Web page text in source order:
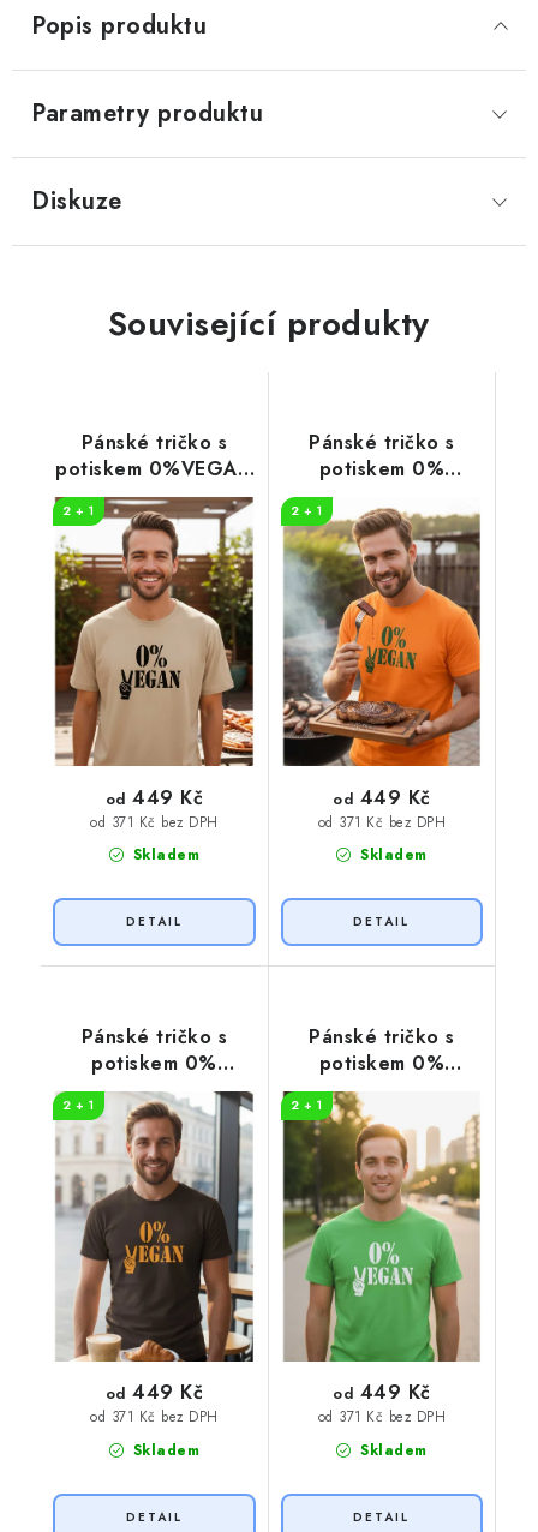
Popis produktu
Parametry produktu
Diskuze
Související produkty
Pánské tričko s
potiskem 0%VEGAN
černý potisk
2 + 1
Skladem
od 371 Kč bez DPH
od 449 Kč
Pánské tričko s
potiskem 0%
VEGAN zelený
potisk
2 + 1
Skladem
od 371 Kč bez DPH
od 449 Kč
Pánské tričko s
potiskem 0%
VEGAN oranžový
potisk
2 + 1
Skladem
od 371 Kč bez DPH
od 449 Kč
Pánské tričko s
potiskem 0%
VEGAN
2 + 1
Skladem
od 371 Kč bez DPH
od 449 Kč